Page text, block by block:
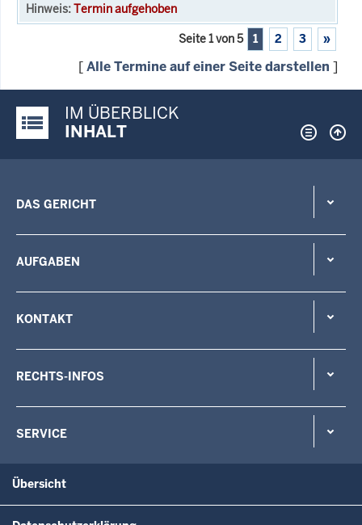
Termin aufgehoben
Seite 1 von 5 1 2 3 »
[Alle Termine auf einer Seite darstellen ]
Justiz-Portal im Überblick:
IM ÜBERBLICK
INHALT
DAS GERICHT
AUFGABEN
KONTAKT
RECHTS-INFOS
SERVICE
Übersicht